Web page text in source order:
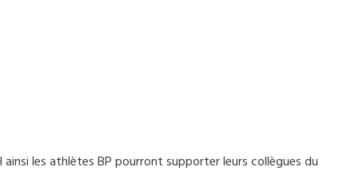
les athlètes BP pourront supporter leurs collègues du